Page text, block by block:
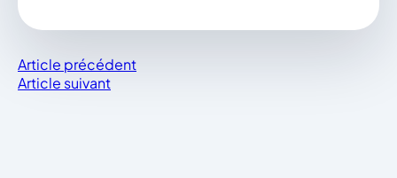
Découvrir la commune
Article précédent
Article suivant